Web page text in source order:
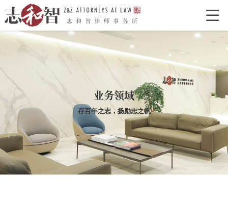

网站首页
志和智律师
合伙人 执业律师
业务领域
经典案例
业务领域
存百年之志，扬励志之帆